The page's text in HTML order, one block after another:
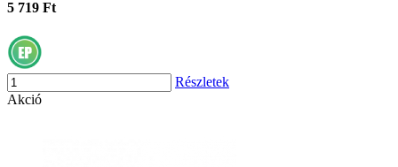
5 719 Ft
Részletek
Akció